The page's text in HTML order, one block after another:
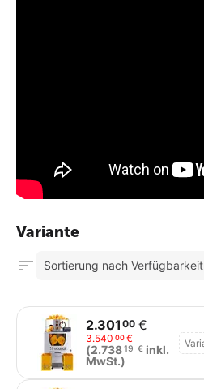
Variante
Sortierung nach Verfügbarkeit
2.301 00 €
3.54000€
(2.73819 € inkl.
MwSt.)